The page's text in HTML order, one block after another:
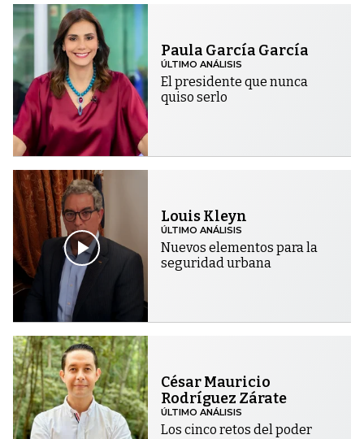
Paula García García
ÚLTIMO ANÁLISIS
El presidente que nunca
quiso serlo
Louis Kleyn
ÚLTIMO ANÁLISIS
Nuevos elementos para la
seguridad urbana
César Mauricio
Rodríguez Zárate
ÚLTIMO ANÁLISIS
Los cinco retos del poder